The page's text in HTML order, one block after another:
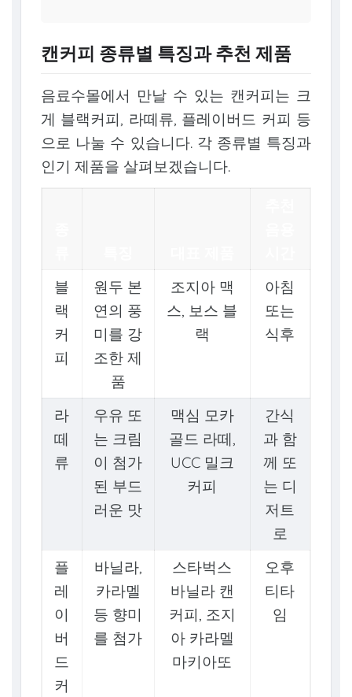
캔커피 종류별 특징과 추천 제품
음료수몰에서 만날 수 있는 캔커피는 크
게 블랙커피, 라떼류, 플레이버드 커피 등
으로 나눌 수 있습니다. 각 종류별 특징과
인기 제품을 살펴보겠습니다.
블
랙
커
피
원두 본
연의 풍
미를 강
조한 제
품
조지아 맥
스, 보스 블
랙
아침
또는
식후
라
떼
류
우유 또
는 크림
이 첨가
된 부드
러운 맛
맥심 모카
골드 라떼,
UCC 밀크
커피
간식
과 함
께 또
는 디
저트
로
플
레
이
버
드
커
바닐라,
카라멜
등 향미
를 첨가
스타벅스
바닐라 캔
커피, 조지
아 카라멜
마키아또
오후
티타
임